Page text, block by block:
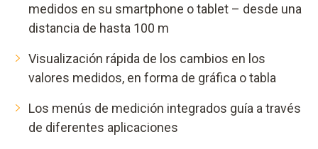
medidos en su smartphone o tablet – desde una
distancia de hasta 100 m
Visualización rápida de los cambios en los
valores medidos, en forma de gráfica o tabla
Los menús de medición integrados guía a través
de diferentes aplicaciones